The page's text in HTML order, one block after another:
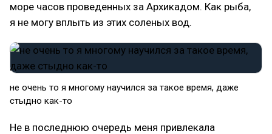
море часов проведенных за Архикадом. Как рыба,
я не могу вплыть из этих соленых вод.
не очень то я многому научился за такое время, даже
стыдно как-то
Не в последнюю очередь меня привлекала